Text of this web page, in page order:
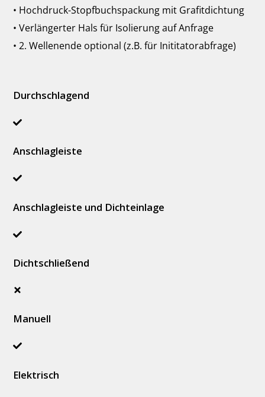
• Hochdruck-Stopfbuchspackung mit Grafitdichtung
• Verlängerter Hals für Isolierung auf Anfrage
• 2. Wellenende optional (z.B. für Inititatorabfrage)
Durchschlagend
Anschlagleiste
Anschlagleiste und Dichteinlage
Dichtschließend
Manuell
Elektrisch